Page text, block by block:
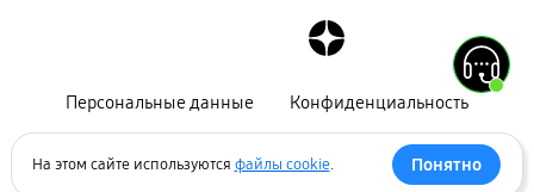
Персональные данные Конфиденциальность
На этом сайте используются файлы cookie. Понятно